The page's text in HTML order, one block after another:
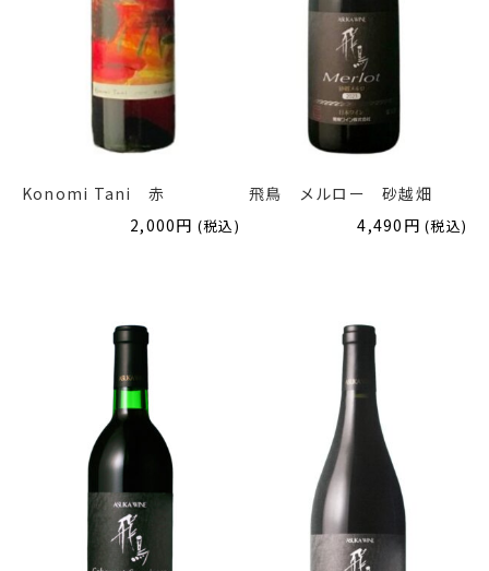
Konomi Tani 赤
2,000円 (税込)
飛鳥 メルロー 砂越畑
4,490 円 (税込)